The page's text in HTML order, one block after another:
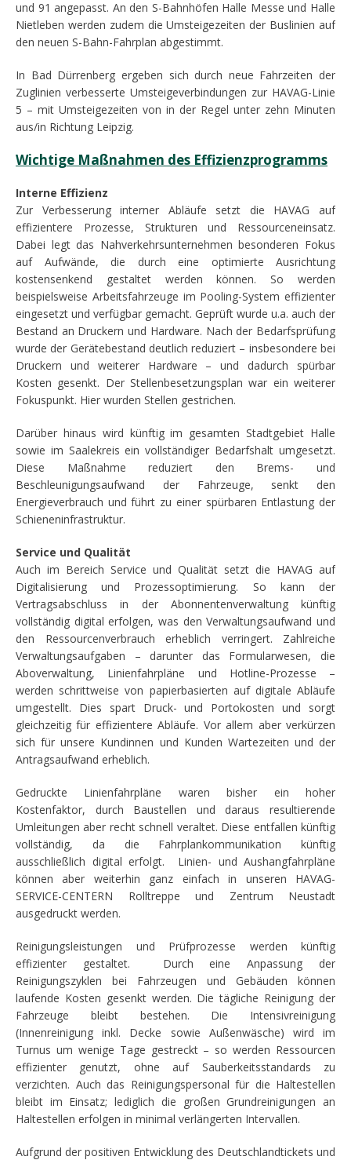
und 91 angepasst. An den S-Bahnhöfen Halle Messe und Halle
Nietleben werden zudem die Umsteigezeiten der Buslinien auf
den neuen S-Bahn-Fahrplan abgestimmt.
In Bad Dürrenberg ergeben sich durch neue Fahrzeiten der
Zuglinien verbesserte Umsteigeverbindungen zur HAVAG-Linie
5 – mit Umsteigezeiten von in der Regel unter zehn Minuten
aus/in Richtung Leipzig.
Wichtige Maßnahmen des Effizienzprogramms
Interne Effizienz
Zur Verbesserung interner Abläufe setzt die HAVAG auf
effizientere Prozesse, Strukturen und Ressourceneinsatz.
Dabei legt das Nahverkehrsunternehmen besonderen Fokus
auf Aufwände, die durch eine optimierte Ausrichtung
kostensenkend gestaltet werden können. So werden
beispielsweise Arbeitsfahrzeuge im Pooling-System effizienter
eingesetzt und verfügbar gemacht. Geprüft wurde u.a. auch der
Bestand an Druckern und Hardware. Nach der Bedarfsprüfung
wurde der Gerätebestand deutlich reduziert – insbesondere bei
Druckern und weiterer Hardware – und dadurch spürbar
Kosten gesenkt. Der Stellenbesetzungsplan war ein weiterer
Fokuspunkt. Hier wurden Stellen gestrichen.
Darüber hinaus wird künftig im gesamten Stadtgebiet Halle
sowie im Saalekreis ein vollständiger Bedarfshalt umgesetzt.
Diese Maßnahme reduziert den Brems- und
Beschleunigungsaufwand der Fahrzeuge, senkt den
Energieverbrauch und führt zu einer spürbaren Entlastung der
Schieneninfrastruktur.
Service und Qualität
Auch im Bereich Service und Qualität setzt die HAVAG auf
Digitalisierung und Prozessoptimierung. So kann der
Vertragsabschluss in der Abonnentenverwaltung künftig
vollständig digital erfolgen, was den Verwaltungsaufwand und
den Ressourcenverbrauch erheblich verringert. Zahlreiche
Verwaltungsaufgaben – darunter das Formularwesen, die
Aboverwaltung, Linienfahrpläne und Hotline-Prozesse –
werden schrittweise von papierbasierten auf digitale Abläufe
umgestellt. Dies spart Druck- und Portokosten und sorgt
gleichzeitig für effizientere Abläufe. Vor allem aber verkürzen
sich für unsere Kundinnen und Kunden Wartezeiten und der
Antragsaufwand erheblich.
Gedruckte Linienfahrpläne waren bisher ein hoher
Kostenfaktor, durch Baustellen und daraus resultierende
Umleitungen aber recht schnell veraltet. Diese entfallen künftig
vollständig, da die Fahrplankommunikation künftig
ausschließlich digital erfolgt. Linien- und Aushangfahrpläne
können aber weiterhin ganz einfach in unseren HAVAG-
SERVICE-CENTERN Rolltreppe und Zentrum Neustadt
ausgedruckt werden.
Reinigungsleistungen und Prüfprozesse werden künftig
effizienter gestaltet. Durch eine Anpassung der
Reinigungszyklen bei Fahrzeugen und Gebäuden können
laufende Kosten gesenkt werden. Die tägliche Reinigung der
Fahrzeuge bleibt bestehen. Die Intensivreinigung
(Innenreinigung inkl. Decke sowie Außenwäsche) wird im
Turnus um wenige Tage gestreckt – so werden Ressourcen
effizienter genutzt, ohne auf Sauberkeitsstandards zu
verzichten. Auch das Reinigungspersonal für die Haltestellen
bleibt im Einsatz; lediglich die großen Grundreinigungen an
Haltestellen erfolgen in minimal verlängerten Intervallen.
Aufgrund der positiven Entwicklung des Deutschlandtickets und